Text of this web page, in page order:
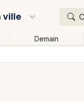
ville
Demain